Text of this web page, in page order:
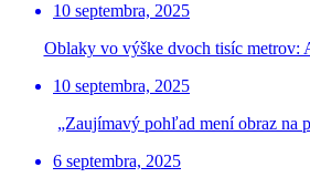
10 septembra, 2025
Oblaky vo výške dvoch tisíc
10 septembra, 2025
„Zaujímavý pohľad mení obraz na
6 septembra, 2025